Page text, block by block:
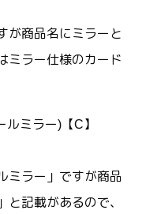
が商品名にミラーと
ミラー仕様のカード
ミラー)【C】
ミラー」ですが商品
記載があるので、